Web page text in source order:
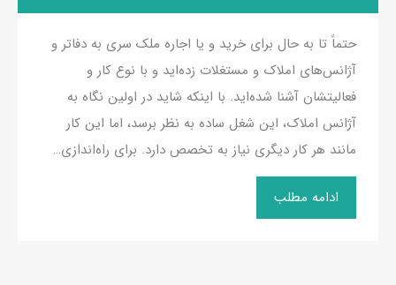
حتماً تا به ‌حال برای خرید و یا اجاره ملک سری به دفاتر و
آژانس‌های املاک و مستغلات زده‌اید و با نوع کار و
فعالیتشان آشنا شده‌اید. با اینکه شاید در اولین نگاه به
آژانس املاک، این شغل ساده به نظر برسد، اما این کار
مانند هر کار دیگری نیاز به تخصص دارد. برای راه‌اندازی…
ادامه مطلب